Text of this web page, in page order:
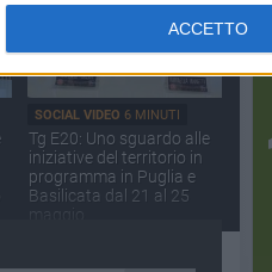
ACCETTO
SOCIAL VIDEO 6 MINUTI
Tg E20: Uno sguardo alle
iniziative del territorio in
programma in Puglia e
Basilicata dal 21 al 25